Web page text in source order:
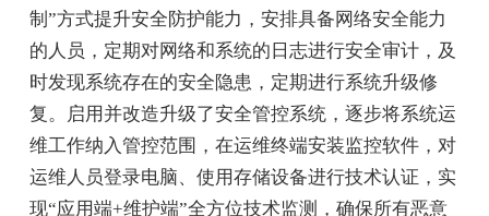
制”方式提升安全防护能力，安排具备网络安全能力
的人员，定期对网络和系统的日志进行安全审计，及
时发现系统存在的安全隐患，定期进行系统升级修
复。启用并改造升级了安全管控系统，逐步将系统运
维工作纳入管控范围，在运维终端安装监控软件，对
运维人员登录电脑、使用存储设备进行技术认证，实
现“应用端+维护端”全方位技术监测，确保所有恶意